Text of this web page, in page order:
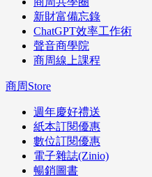
新財富備忘錄
ChatGPT效率工作術
聲音商學院
商周線上課程
商周Store
週年慶好禮送
紙本訂閱優惠
數位訂閱優惠
電子雜誌(Zinio)
暢銷圖書